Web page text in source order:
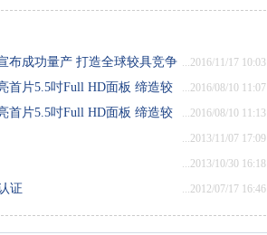
...2016/11/17 10:03
布成功量产 打造全球较具竞争
...2016/08/10 11:07
首片5.5吋Full HD面板 缔造较
...2016/08/10 11:13
首片5.5吋Full HD面板 缔造较
...2013/11/07 17:09
...2013/10/30 16:18
...2012/07/17 16:46
证